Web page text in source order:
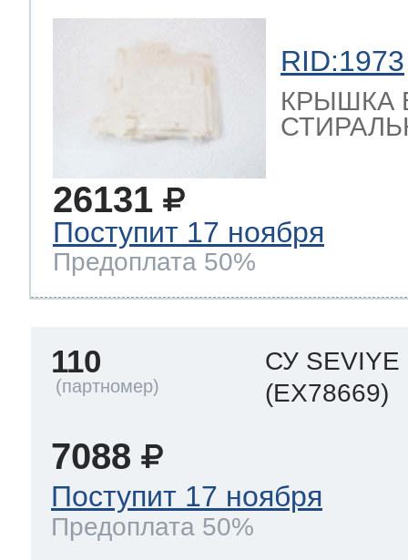
RID:1973
КРЫШКА
26131
Поступит 17 ноября
Предоплата 50%
110
СУ SEVIYE
(EX78669)
7088
Поступит 17 ноября
Предоплата 50%